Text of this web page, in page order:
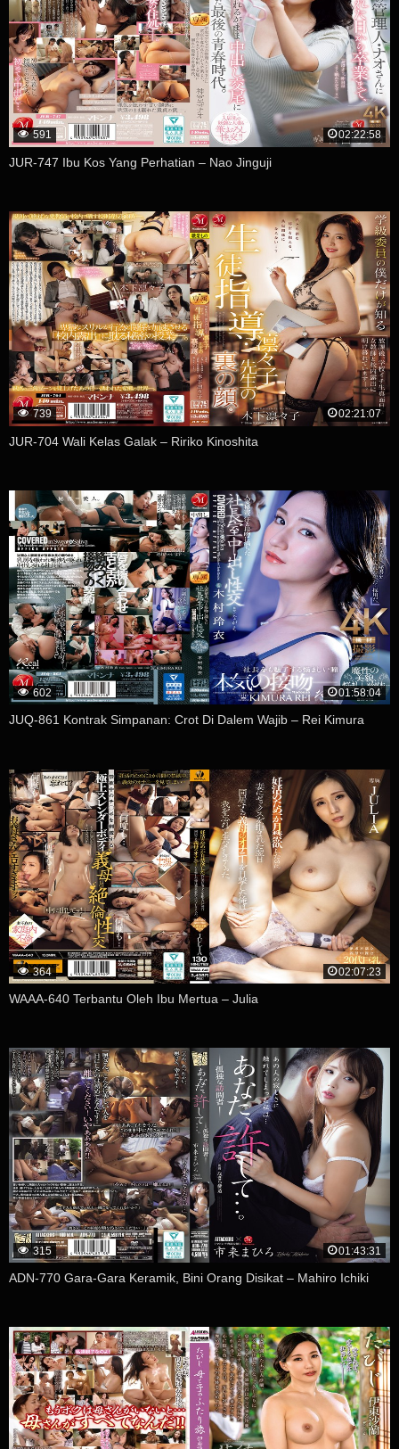
591 02:22:58
JUR-747 Ibu Kos Yang Perhatian – Nao Jinguji
739 02:21:07
JUR-704 Wali Kelas Galak – Ririko Kinoshita
602 01:58:04
JUQ-861 Kontrak Simpanan: Crot Di Dalem Wajib – Rei Kimura
364 02:07:23
WAAA-640 Terbantu Oleh Ibu Mertua – Julia
315 01:43:31
ADN-770 Gara-Gara Keramik, Bini Orang Disikat – Mahiro Ichiki